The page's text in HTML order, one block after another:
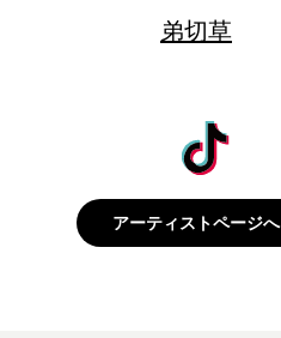
弟切草
アーティストページへ